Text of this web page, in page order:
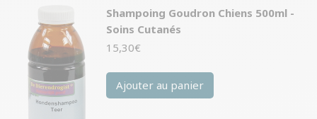
Shampoing Goudron Chiens 500ml -
Soins Cutanés
15,30€
Ajouter au panier